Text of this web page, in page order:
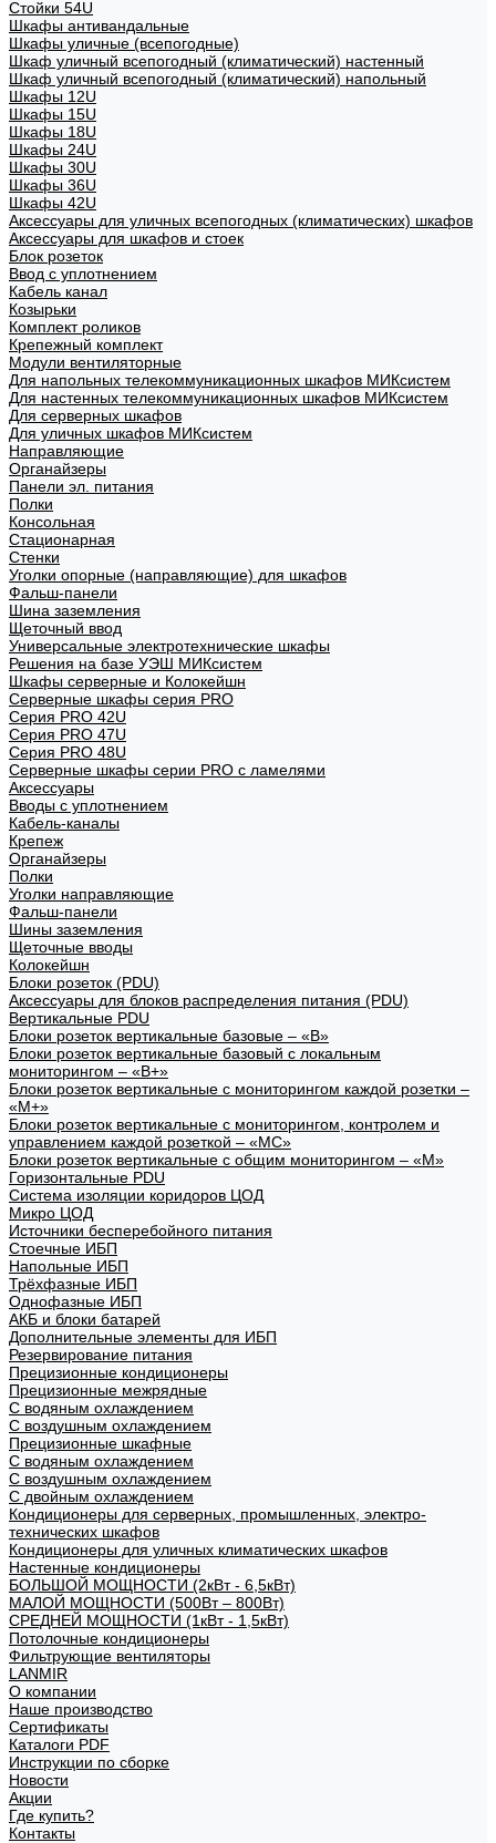
Стойки 54U
Шкафы антивандальные
Шкафы уличные (всепогодные)
Шкаф уличный всепогодный (климатический) настенный
Шкаф уличный всепогодный (климатический) напольный
Шкафы 12U
Шкафы 15U
Шкафы 18U
Шкафы 24U
Шкафы 30U
Шкафы 36U
Шкафы 42U
Аксессуары для уличных всепогодных (климатических) шкафов
Аксессуары для шкафов и стоек
Блок розеток
Ввод с уплотнением
Кабель канал
Козырьки
Комплект роликов
Крепежный комплект
Модули вентиляторные
Для напольных телекоммуникационных шкафов МИКсистем
Для настенных телекоммуникационных шкафов МИКсистем
Для серверных шкафов
Для уличных шкафов МИКсистем
Направляющие
Органайзеры
Панели эл. питания
Полки
Консольная
Стационарная
Стенки
Уголки опорные (направляющие) для шкафов
Фальш-панели
Шина заземления
Щеточный ввод
Универсальные электротехнические шкафы
Решения на базе УЭШ МИКсистем
Шкафы серверные и Колокейшн
Серверные шкафы серия PRO
Серия PRO 42U
Серия PRO 47U
Серия PRO 48U
Серверные шкафы серии PRO с ламелями
Аксессуары
Вводы с уплотнением
Кабель-каналы
Крепеж
Органайзеры
Полки
Уголки направляющие
Фальш-панели
Шины заземления
Щеточные вводы
Колокейшн
Блоки розеток (PDU)
Аксессуары для блоков распределения питания (PDU)
Вертикальные PDU
Блоки розеток вертикальные базовые – «В»
Блоки розеток вертикальные базовый с локальным
мониторингом – «В+»
Блоки розеток вертикальные с мониторингом каждой розетки –
«М+»
Блоки розеток вертикальные с мониторингом, контролем и
управлением каждой розеткой – «МС»
Блоки розеток вертикальные с общим мониторингом – «М»
Горизонтальные PDU
Система изоляции коридоров ЦОД
Микро ЦОД
Источники бесперебойного питания
Стоечные ИБП
Напольные ИБП
Трёхфазные ИБП
Однофазные ИБП
АКБ и блоки батарей
Дополнительные элементы для ИБП
Резервирование питания
Прецизионные кондиционеры
Прецизионные межрядные
С водяным охлаждением
С воздушным охлаждением
Прецизионные шкафные
С водяным охлаждением
С воздушным охлаждением
С двойным охлаждением
Кондиционеры для серверных, промышленных, электро-
технических шкафов
Кондиционеры для уличных климатических шкафов
Настенные кондиционеры
БОЛЬШОЙ МОЩНОСТИ (2кВт - 6,5кВт)
МАЛОЙ МОЩНОСТИ (500Вт – 800Вт)
СРЕДНЕЙ МОЩНОСТИ (1кВт - 1,5кВт)
Потолочные кондиционеры
Фильтрующие вентиляторы
LANMIR
О компании
Наше производство
Сертификаты
Каталоги PDF
Инструкции по сборке
Новости
Акции
Где купить?
Контакты